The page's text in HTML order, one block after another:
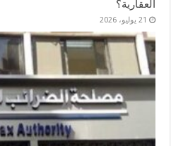
العقارية؟
21 يوليو، 2026